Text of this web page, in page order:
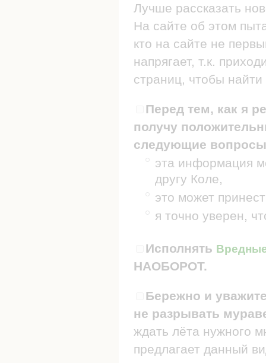
Лучше рассказать
На сайте об этом
кто на сайте не
напрягает, т.к.
страниц, чтобы
Перед тем, как я
получу
следующие
эта информация
другу Коле,
это может
я точно уверен,
Исполнять
НАОБОРОТ.
Бережно и
не разрывать
ждать лёта нужного
предлагает данный